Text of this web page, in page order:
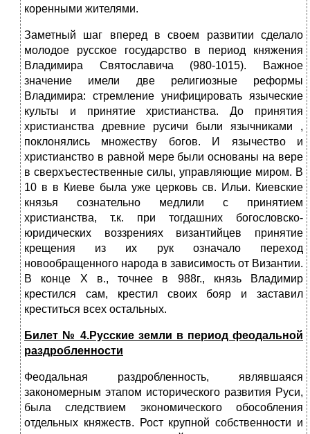
коренными жителями.
Заметный шаг вперед в своем развитии сделало
молодое русское государство в период княжения
Владимира Святославича (980-1015). Важное
значение имели две религиозные реформы
Владимира: стремление унифицировать языческие
культы и принятие христианства. До принятия
христианства древние русичи были язычниками ,
поклонялись множеству богов. И язычество и
христианство в равной мере были основаны на вере
в сверхъестественные силы, управляющие миром. В
10 в в Киеве была уже церковь св. Ильи. Киевские
князья сознательно медлили с принятием
христианства, т.к. при тогдашних богословско-
юридических воззрениях византийцев принятие
крещения из их рук означало переход
новообращенного народа в зависимость от Византии.
В конце X в., точнее в 988г., князь Владимир
крестился сам, крестил своих бояр и заставил
креститься всех остальных.
Билет № 4.Русские земли в период феодальной
раздробленности
Феодальная раздробленность, являвшаяся
закономерным этапом исторического развития Руси,
была следствием экономического обособления
отдельных княжеств. Рост крупной собственности и